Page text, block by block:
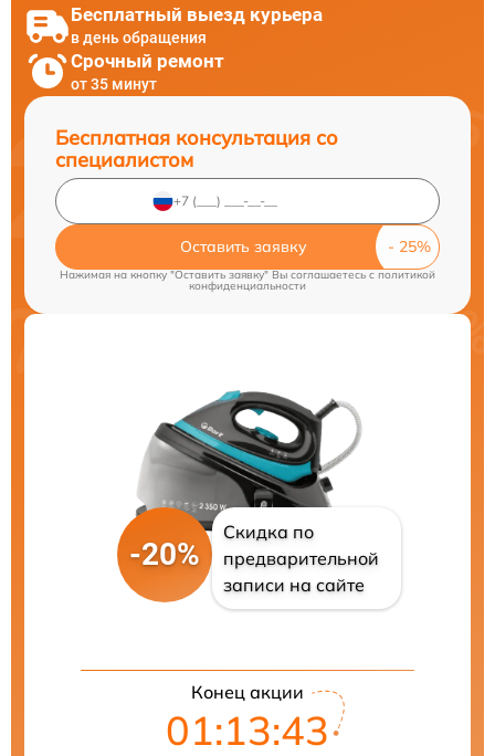
Бесплатный выезд курьера
в день обращения
Срочный ремонт
от 35 минут
Бесплатная консультация со
специалистом
Оставить заявку
Нажимая на кнопку "Оставить заявку" Вы соглашаетесь cполитикой
конфиденциальности
-20%
Скидка по
предварительной
записи на сайте
Конец акции
01:13:42